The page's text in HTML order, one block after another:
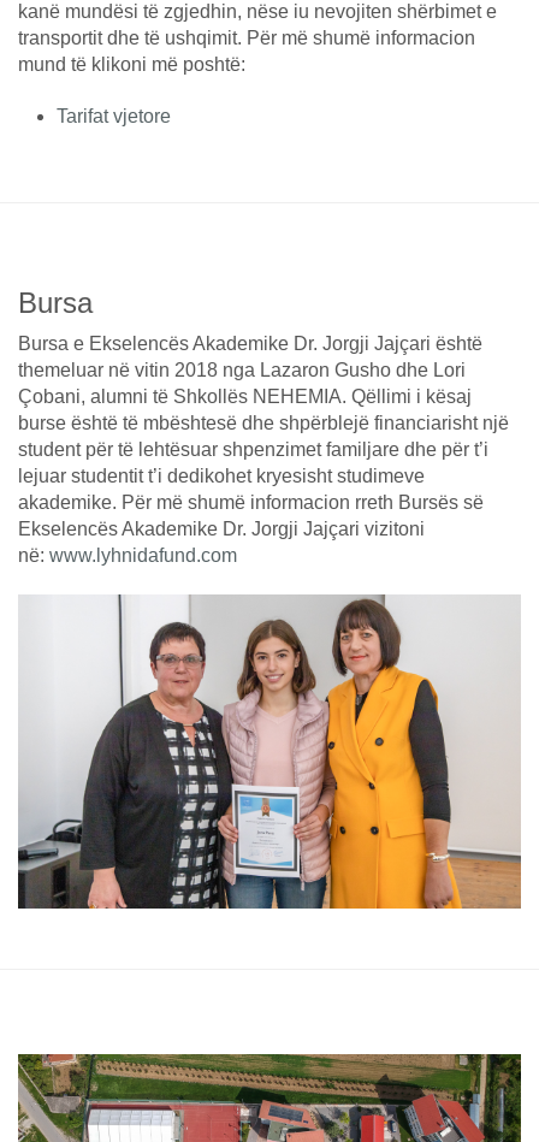
kanë mundësi të zgjedhin, nëse iu nevojiten shërbimet e
transportit dhe të ushqimit. Për më shumë informacion
mund të klikoni më poshtë:
Tarifat vjetore
Bursa
Bursa e Ekselencës Akademike Dr. Jorgji Jajçari është
themeluar në vitin 2018 nga Lazaron Gusho dhe Lori
Çobani, alumni të Shkollës NEHEMIA. Qëllimi i kësaj
burse është të mbështesë dhe shpërblejë financiarisht një
student për të lehtësuar shpenzimet familjare dhe për t’i
lejuar studentit t’i dedikohet kryesisht studimeve
akademike. Për më shumë informacion rreth Bursës së
Ekselencës Akademike Dr. Jorgji Jajçari vizitoni
në: www.lyhnidafund.com